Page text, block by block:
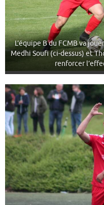
L’équipe B du FCMB va
Medhi Soufi (ci-dessus) et
renforcer